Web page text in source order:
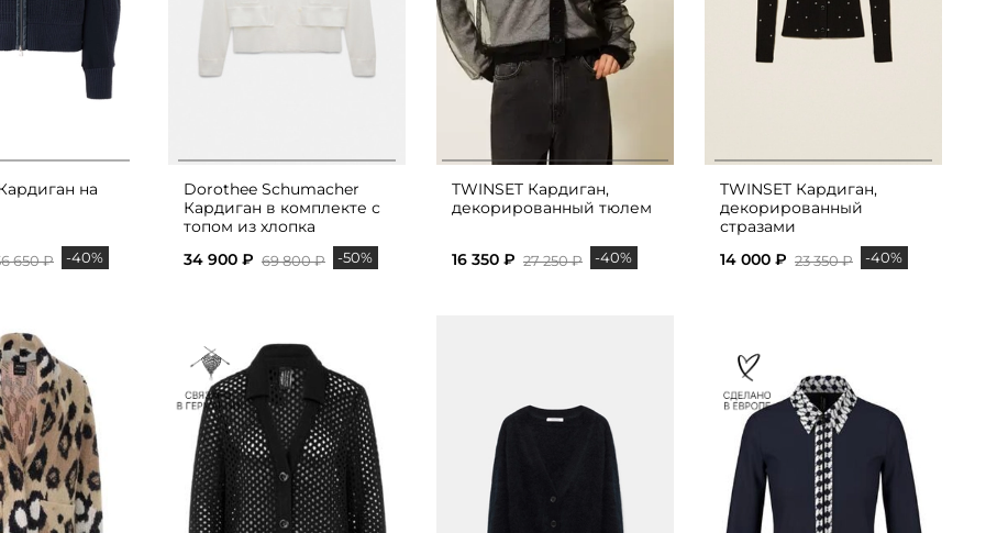
на
650 ₽ -40%
Dorothee Schumacher
Кардиган в комплекте с
топом из хлопка
34 900 ₽ 69 800 ₽ -50%
TWINSET Кардиган,
декорированный тюлем
16 350 ₽ 27 250 ₽ -40%
TWINSET Кардиган,
декорированный
стразами
14 000 ₽ 23 350 ₽ -40%